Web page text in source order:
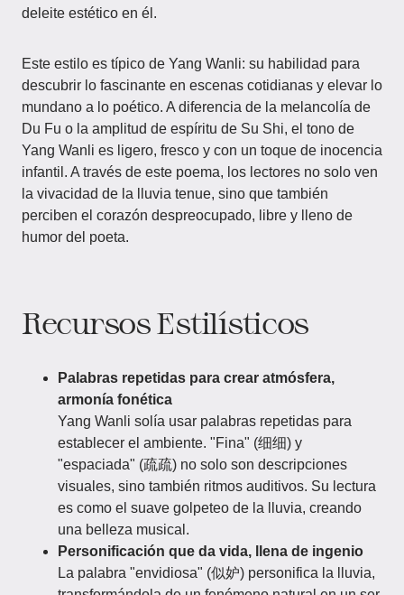
deleite estético en él.
Este estilo es típico de Yang Wanli: su habilidad para
descubrir lo fascinante en escenas cotidianas y elevar lo
mundano a lo poético. A diferencia de la melancolía de
Du Fu o la amplitud de espíritu de Su Shi, el tono de
Yang Wanli es ligero, fresco y con un toque de inocencia
infantil. A través de este poema, los lectores no solo ven
la vivacidad de la lluvia tenue, sino que también
perciben el corazón despreocupado, libre y lleno de
humor del poeta.
Recursos Estilísticos
Palabras repetidas para crear atmósfera,
armonía fonética
Yang Wanli solía usar palabras repetidas para
establecer el ambiente. "Fina" (细细) y
"espaciada" (疏疏) no solo son descripciones
visuales, sino también ritmos auditivos. Su lectura
es como el suave golpeteo de la lluvia, creando
una belleza musical.
Personificación que da vida, llena de ingenio
La palabra "envidiosa" (似妒) personifica la lluvia,